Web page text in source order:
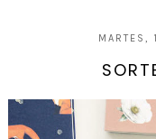
MARTES,